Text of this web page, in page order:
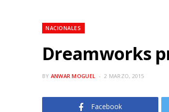
NACIONALES
Dreamworks
BY ANWAR MOGUEL 2 MARZO, 2015
Facebook